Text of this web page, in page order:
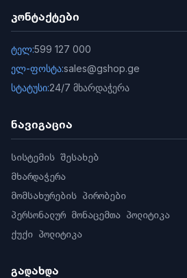
კონტაქტები
ტელ:599 127 000
ელ-ფოსტა:sales@gshop.ge
სტატუსი:24/7 მხარდაჭერა
ნავიგაცია
სისტემის შესახებ
მხარდაჭერა
მომსახურების პირობები
პერსონალურ მონაცემთა პოლიტიკა
ქუქი პოლიტიკა
გადახდა